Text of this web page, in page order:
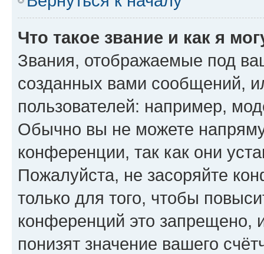
Что такое звание и как я
Звания, отображаемые под
созданных вами сообщений,
пользователей: например,
Обычно вы не можете
конференции, так как они
Пожалуйста, не засоряйте
только для того, чтобы
конференций это запрещено,
понизят значение вашего